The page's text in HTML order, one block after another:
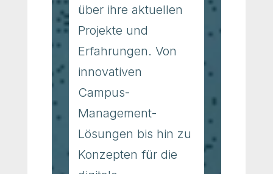
über ihre aktuellen
Projekte und
Erfahrungen. Von
innovativen
Campus-
Management-
Lösungen bis hin zu
Konzepten für die